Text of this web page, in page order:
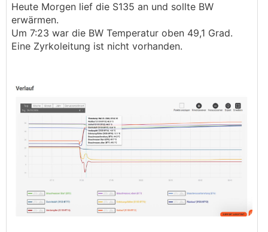
Heute Morgen lief die S135 an und sollte BW
erwärmen.
Um 7:23 war die BW Temperatur oben 49,1 Grad.
Eine Zyrkoleitung ist nicht vorhanden.